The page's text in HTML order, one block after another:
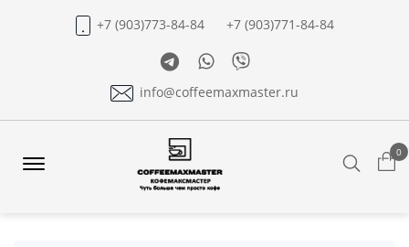
+7 (903)773-84-84
+7 (903)771-84-84
TelegramWhatsapp
Viber
info@coffeemaxmaster.ru
0